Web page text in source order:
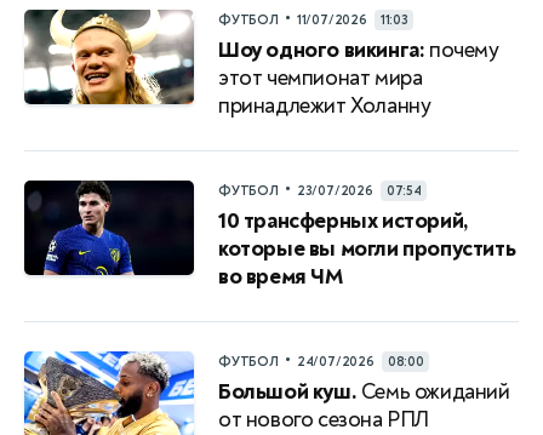
ФУТБОЛ • 11/07/2026 11:03
Шоу одного викинга: почему
этот чемпионат мира
принадлежит Холанну
ФУТБОЛ • 23/07/2026 07:54
10 трансферных историй,
которые вы могли пропустить
во время ЧМ
ФУТБОЛ • 24/07/2026 08:00
Большой куш. Семь ожиданий
от нового сезона РПЛ